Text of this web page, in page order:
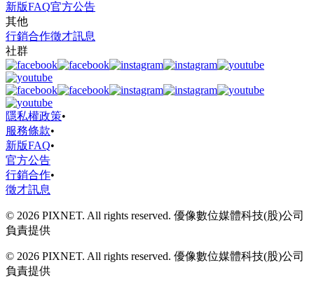
新版FAQ官方公告
其他
行銷合作徵才訊息
社群
隱私權政策•
服務條款•
新版FAQ•
官方公告
行銷合作•
徵才訊息
© 2026 PIXNET. All rights reserved. 優像數位媒體科技(股)公司
負責提供
© 2026 PIXNET. All rights reserved. 優像數位媒體科技(股)公司
負責提供